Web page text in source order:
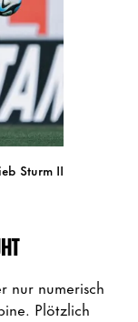
Sturm II
nur numerisch
Plötzlich